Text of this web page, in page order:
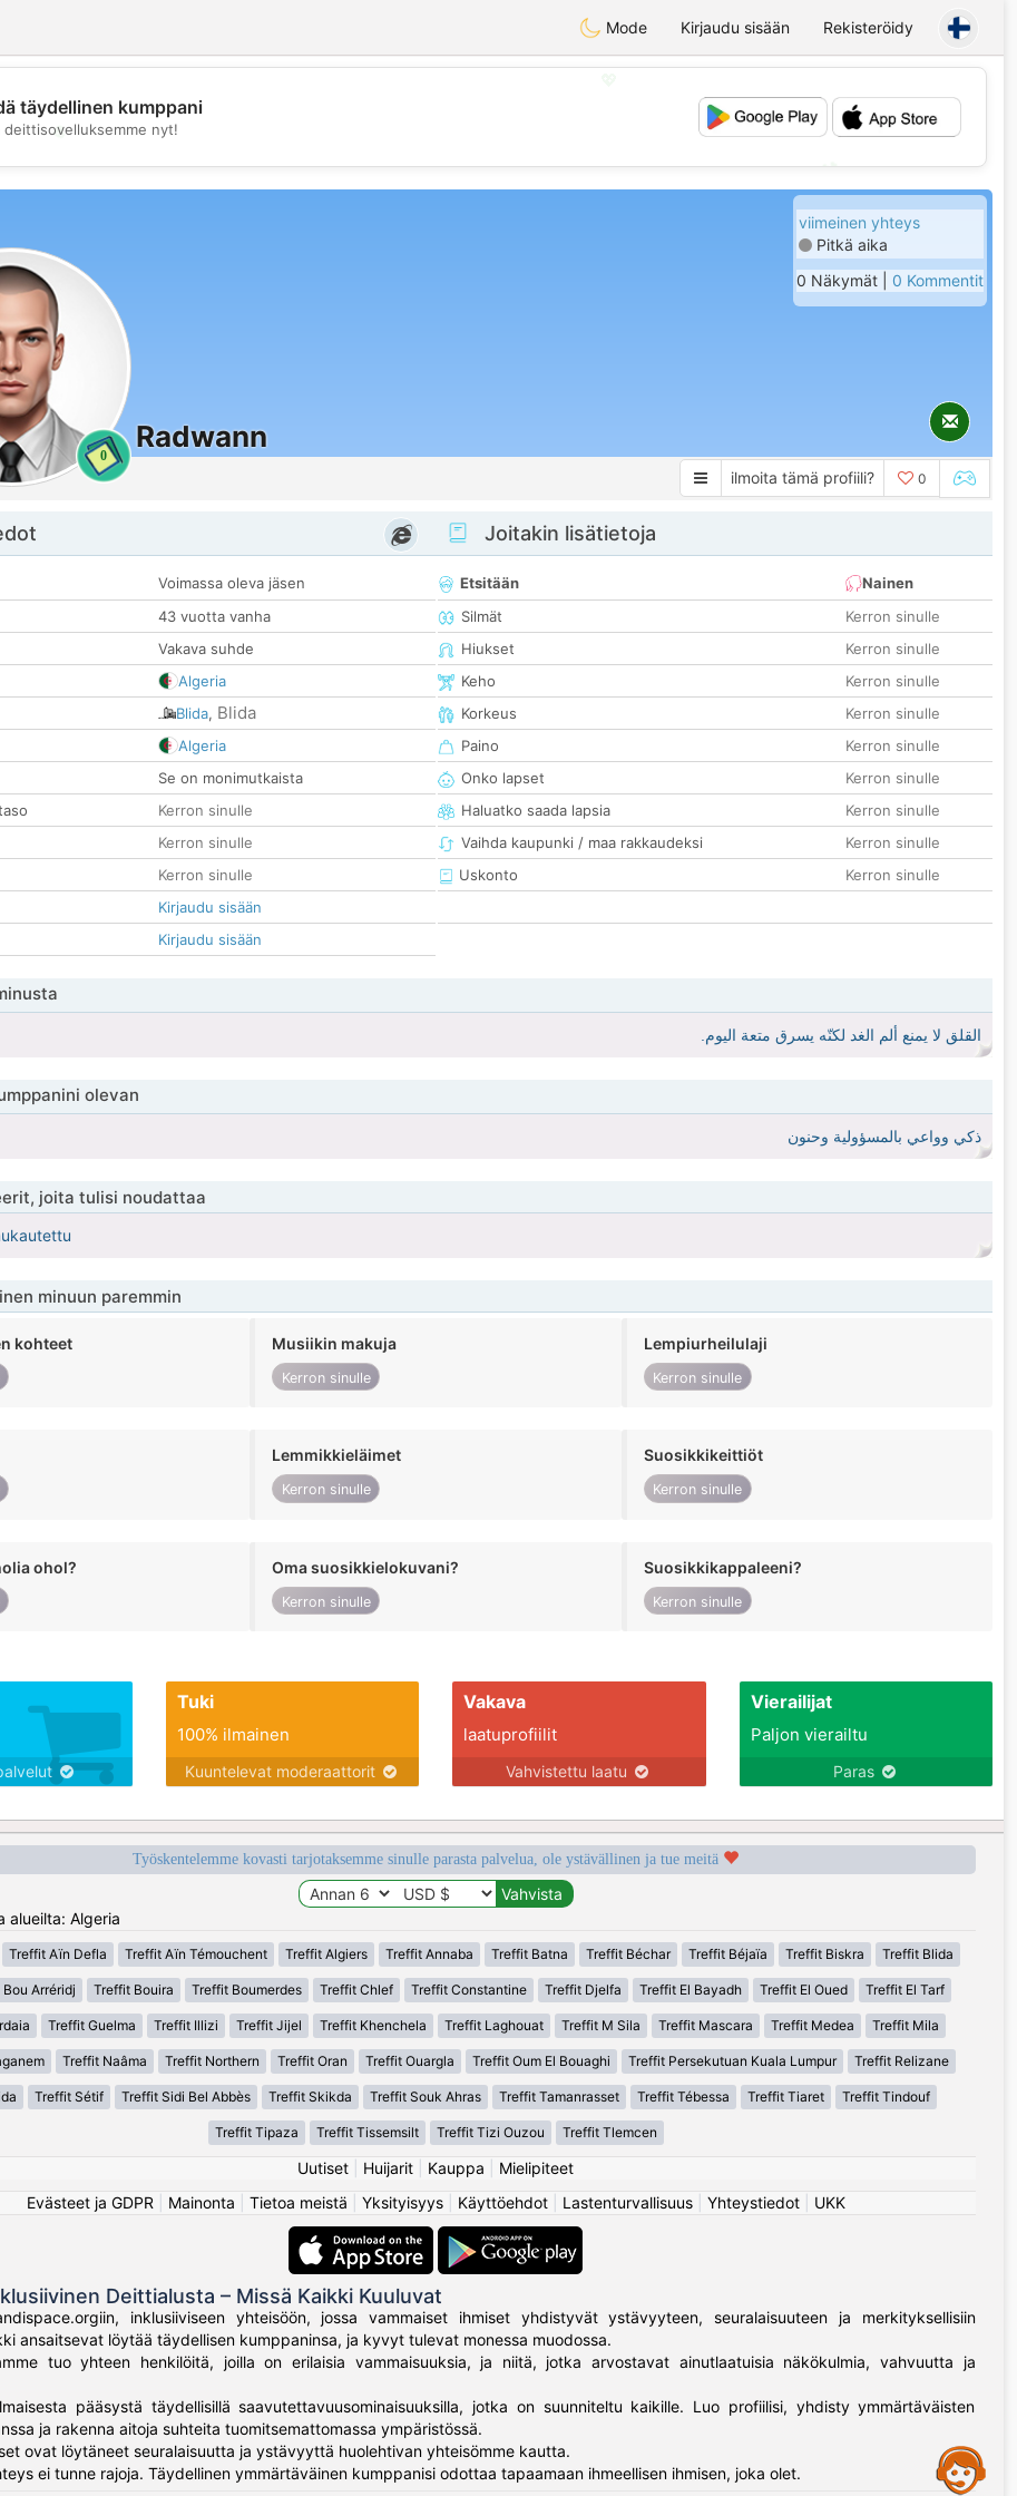
Mode Kirjaudu sisään Rekisteröidy
💖
💕
täydellinen kumppani
deittisovelluksemme nyt!
0
Radwann
viimeinen yhteys
Pitkä aika
0 Näkymät | 0 Kommentit
ilmoita tämä profiili? 0
Voimassa oleva jäsen
43 vuotta vanha
Vakava suhde
Algeria
Blida, Blida
Algeria
Se on monimutkaista
Kerron sinulle
Kerron sinulle
Kerron sinulle
Kirjaudu sisään
Kirjaudu sisään
Joitakin lisätietoja
Etsitään
Nainen
Silmät
Kerron sinulle
Hiukset
Kerron sinulle
Keho
Kerron sinulle
Korkeus
Kerron sinulle
Paino
Kerron sinulle
Onko lapset
Kerron sinulle
Haluatko saada lapsia
Kerron sinulle
Vaihda kaupunki / maa rakkaudeksi
Kerron sinulle
Uskonto
Kerron sinulle
القلق لا يمنع ألم الغد لكنّه يسرق متعة اليوم.
olevan
ذكي وواعي بالمسؤولية وحنون
joita tulisi noudattaa
minuun paremmin
kohteet Musiikin makuja
Kerron sinulle
Lempiurheilulaji
Kerron sinulle
Lemmikkieläimet
Kerron sinulle
Suosikkikeittiöt
Kerron sinulle
ohol? Oma suosikkielokuvani?
Kerron sinulle
Suosikkikappaleeni?
Kerron sinulle
Tuki
100% ilmainen
Kuuntelevat moderaattorit
Vakava
laatuprofiilit
Vahvistettu laatu
Vierailijat
Paljon vierailtu
Paras
Työskentelemme kovasti tarjotaksemme sinulle parasta palvelua, ole ystävällinen ja tue meitä
alueilta: Algeria
Treffit Aïn Defla Treffit Aïn Témouchent Treffit Algiers Treffit Annaba Treffit Batna Treffit Béchar Treffit Béjaïa Treffit Biskra Treffit Blida
Arréridj Treffit Bouira Treffit Boumerdes Treffit Chlef Treffit Constantine Treffit Djelfa Treffit El Bayadh Treffit El Oued Treffit El Tarf
Treffit Guelma Treffit Illizi Treffit Jijel Treffit Khenchela Treffit Laghouat Treffit M Sila Treffit Mascara Treffit Medea Treffit Mila
Treffit Naâma Treffit Northern Treffit Oran Treffit Ouargla Treffit Oum El Bouaghi Treffit Persekutuan Kuala Lumpur Treffit Relizane
Treffit Sétif Treffit Sidi Bel Abbès Treffit Skikda Treffit Souk Ahras Treffit Tamanrasset Treffit Tébessa Treffit Tiaret Treffit Tindouf
Treffit Tipaza Treffit Tissemsilt Treffit Tizi Ouzou Treffit Tlemcen
Uutiset Huijarit Kauppa
Mielipiteet
Evästeet ja GDPR
Mainonta Tietoa meistä Yksityisyys| Käyttöehdot| Lastenturvallisuus| Yhteystiedot| UKK
Deittialusta – Missä Kaikki Kuuluvat
inklusiiviseen yhteisöön, jossa vammaiset ihmiset yhdistyvät ystävyyteen, seuralaisuuteen ja merkityksellisiin
ansaitsevat löytää täydellisen kumppaninsa, ja kyvyt tulevat monessa muodossa.
tuo yhteen henkilöitä, joilla on erilaisia vammaisuuksia, ja niitä, jotka arvostavat ainutlaatuisia näkökulmia, vahvuutta ja
pääsystä täydellisillä saavutettavuusominaisuuksilla, jotka on suunniteltu kaikille. Luo profiilisi, yhdisty ymmärtäväisten
ja rakenna aitoja suhteita tuomitsemattomassa ympäristössä.
ovat löytäneet seuralaisuutta ja ystävyyttä huolehtivan yhteisömme kautta.
ei tunne rajoja. Täydellinen ymmärtäväinen kumppanisi odottaa tapaamaan ihmeellisen ihmisen, joka olet.